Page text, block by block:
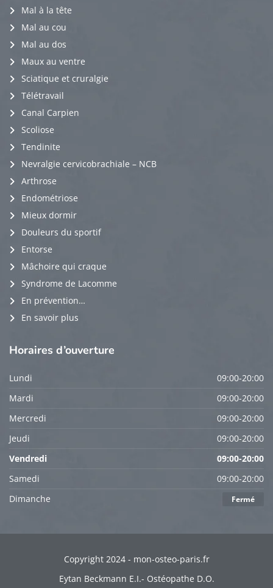
Mal à la tête
Mal au cou
Mal au dos
Maux au ventre
Sciatique et cruralgie
Télétravail
Canal Carpien
Scoliose
Tendinite
Nevralgie cervicobrachiale – NCB
Arthrose
Endométriose
Mieux dormir
Douleurs du sportif
Entorse
Mâchoire qui craque
Syndrome de Lacomme
En prévention…
En savoir plus
Horaires d’ouverture
Lundi
09:00-20:00
Mardi
09:00-20:00
Mercredi
09:00-20:00
Jeudi
09:00-20:00
Vendredi
09:00-20:00
Samedi
09:00-20:00
Dimanche
Fermé
Copyright 2024 - mon-osteo-paris.fr
Eytan Beckmann E.I.- Ostéopathe D.O.